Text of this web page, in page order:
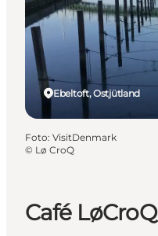
Unterkünfte
Reiseplanung
Café LøCroQ
Ebeltoft, Ostjütland
Foto: VisitDenmark
© Lø CroQ